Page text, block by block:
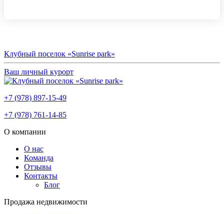
Клубный поселок «Sunrise park»
Ваш личный курорт
+7 (978) 897-15-49
+7 (978) 761-14-85
О компании
О нас
Команда
Отзывы
Контакты
Блог
Продажа недвижимости